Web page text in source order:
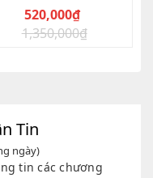
1,350,000₫
Giá
520,000₫
Giá
Tin
ngày)
tin các chương